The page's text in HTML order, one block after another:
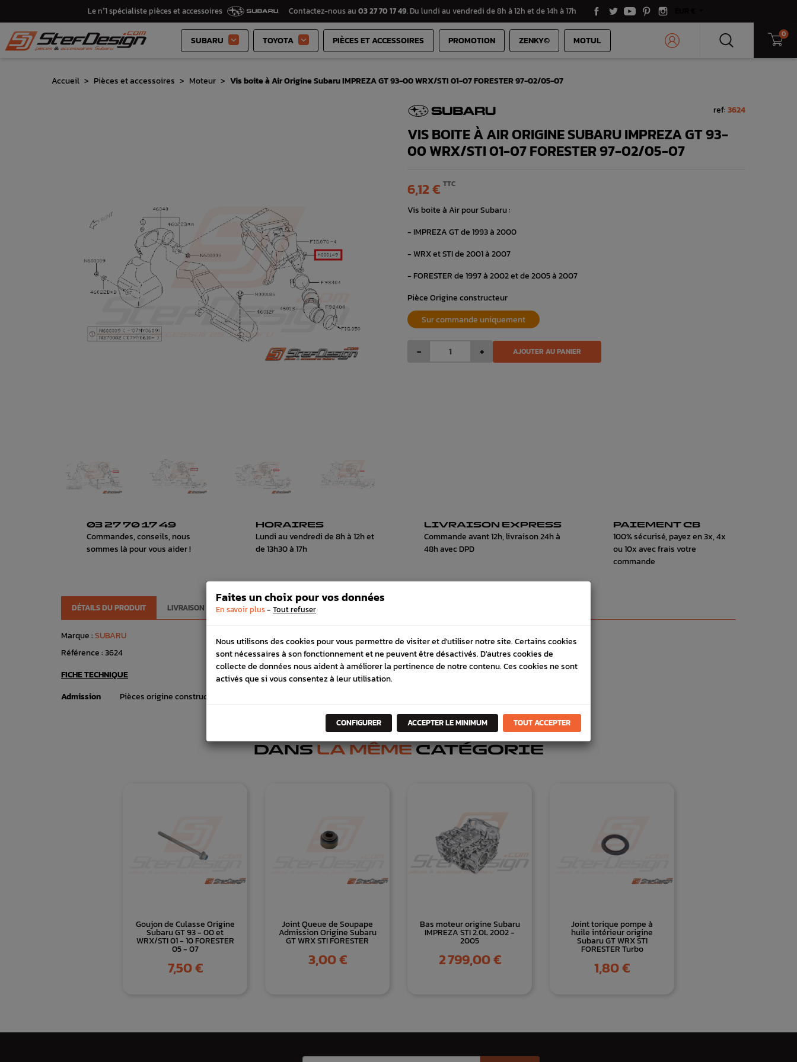
Le n°1 spécialiste pièces et accessoires Contactez-nous au 03 27 70 17 49. Du lundi au vendredi de 8h à 12h et de 14h à 17h
SUBARU  TOYOTA  PIÈCES ET ACCESSOIRES PROMOTION ZENKY© MOTUL 0
Accueil Pièces et accessoires Moteur Vis boite à Air Origine Subaru IMPREZA GT 93-00 WRX/STI 01-07 FORESTER 97-02/05-07
ref:3624
VIS BOITE À AIR ORIGINE SUBARU IMPREZA GT 93-
00 WRX/STI 01-07 FORESTER 97-02/05-07
6,12 € TTC
Vis boite à Air pour Subaru :
- IMPREZA GT de 1993 à 2000
- WRX et STI de 2001 à 2007
- FORESTER de 1997 à 2002 et de 2005 à 2007
Pièce Origine constructeur
Sur commande uniquement
- + AJOUTER AU PANIER
03 27 70 17 49
Commandes, conseils, nous
sommes là pour vous aider !
HORAIRES
Lundi au vendredi de 8h à 12h et
de 13h30 à 17h
LIVRAISON EXPRESS
Commande avant 12h, livraison 24h à
48h avec DPD
PAIEMENT CB
100% sécurisé, payez en 3x, 4x
ou 10x avec frais votre
commande
DÉTAILS DU PRODUIT LIVRAISON VÉHICULES COMPATIBLE
Marque :SUBARU
Référence :3624
FICHE TECHNIQUE
Admission
Pièces origine constructeur
DANSLA MÊMECATÉGORIE
Goujon de Culasse Origine
Subaru GT 93 - 00 et
WRX/STI 01 - 10 FORESTER
05 - 07
Prix
7,50 €
Joint Queue de Soupape
Admission Origine Subaru
GT WRX STI FORESTER
Prix
3,00 €
Bas moteur origine Subaru
IMPREZA STI 2.0L 2002 -
2005
Prix
2 799,00 €
Joint torique pompe à
huile intérieur origine
Subaru GT WRX STI
FORESTER Turbo
Prix
1,80 €
Faites un choix pour vos données
En savoir plus- Tout refuser
Nous utilisons des cookies pour vous permettre de visiter et d'utiliser notre site. Certains cookies
sont nécessaires à son fonctionnement et ne peuvent être désactivés. D'autres cookies de
collecte de données nous aident à améliorer la pertinence de notre contenu. Ces cookies ne sont
activés que si vous consentez à leur utilisation.
CONFIGURER ACCEPTER LE MINIMUM TOUT ACCEPTER